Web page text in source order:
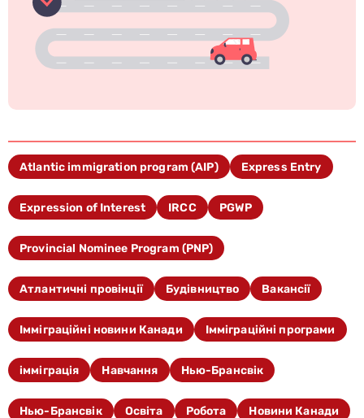
Atlantic immigration program (AIP) Express Entry
Expression of Interest IRCC PGWP
Provincial Nominee Program (PNP)
Атлантичні провінції Будівництво Вакансії
Імміграційні новини Канади Імміграційні програми
імміграція Навчання Нью-Брансвік
Нью-Брансвік Освіта Робота Новини Канади